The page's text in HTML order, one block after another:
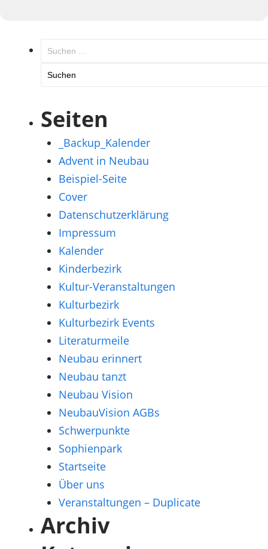
Suchen
Seiten
_Backup_Kalender
Advent in Neubau
Beispiel-Seite
Cover
Datenschutzerklärung
Impressum
Kalender
Kinderbezirk
Kultur-Veranstaltungen
Kulturbezirk
Kulturbezirk Events
Literaturmeile
Neubau erinnert
Neubau tanzt
Neubau Vision
NeubauVision AGBs
Schwerpunkte
Sophienpark
Startseite
Über uns
Veranstaltungen – Duplicate
Archiv